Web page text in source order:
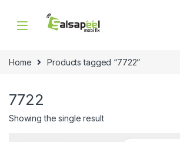
Home Products tagged “7722”
7722
Showing the single result